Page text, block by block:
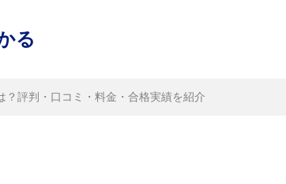
る
？評判・口コミ・料金・合格実績を紹介